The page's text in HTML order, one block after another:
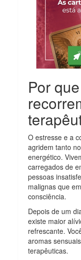
Por
O estresse e a
agridem tanto
energético.
carregados de
pessoas
malignas que
consciência.
Depois de um
existe maior
refrescante.
aromas
terapêuticas.